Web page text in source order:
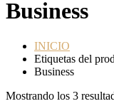
Business
INICIO
Etiquetas del
Business
Mostrando los 3